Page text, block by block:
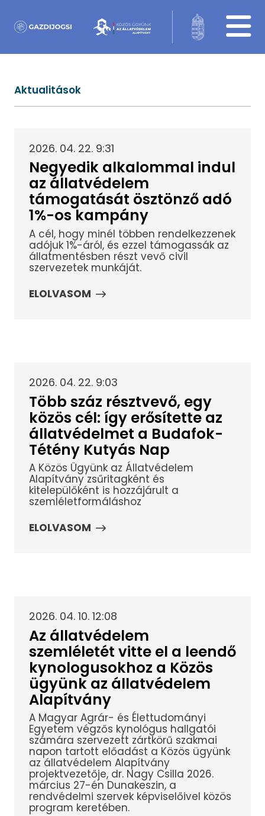
Aktualitások
2026. 04. 22. 9:31
Negyedik alkalommal indul
az állatvédelem
támogatását ösztönző adó
1%-os kampány
A cél, hogy minél többen rendelkezzenek
adójuk 1%-áról, és ezzel támogassák az
állatmentésben részt vevő civil
szervezetek munkáját.
ELOLVASOM
2026. 04. 22. 9:03
Több száz résztvevő, egy
közös cél: így erősítette az
állatvédelmet a Budafok-
Tétény Kutyás Nap
A Közös Ügyünk az Állatvédelem
Alapítvány zsűritagként és
kitelepülőként is hozzájárult a
szemléletformáláshoz
ELOLVASOM
2026. 04. 10. 12:08
Az állatvédelem
szemléletét vitte el a leendő
kynologusokhoz a Közös
ügyünk az állatvédelem
Alapítvány
A Magyar Agrár- és Élettudományi
Egyetem végzős kynológus hallgatói
számára szervezett zártkörű szakmai
napon tartott előadást a Közös ügyünk
az állatvédelem Alapítvány
projektvezetője, dr. Nagy Csilla 2026.
március 27-én Dunakeszin, a
rendvédelmi szervek képviselőivel közös
program keretében.